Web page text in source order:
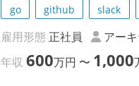
go github slack
雇用形態 正社員 アー
年収600万円 〜 1,000